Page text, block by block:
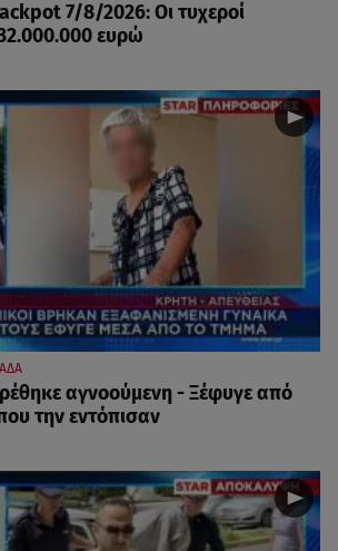
7/8/2026: Οι τυχεροί
ευρώ
αγνοούμενη - Ξέφυγε από
την εντόπισαν